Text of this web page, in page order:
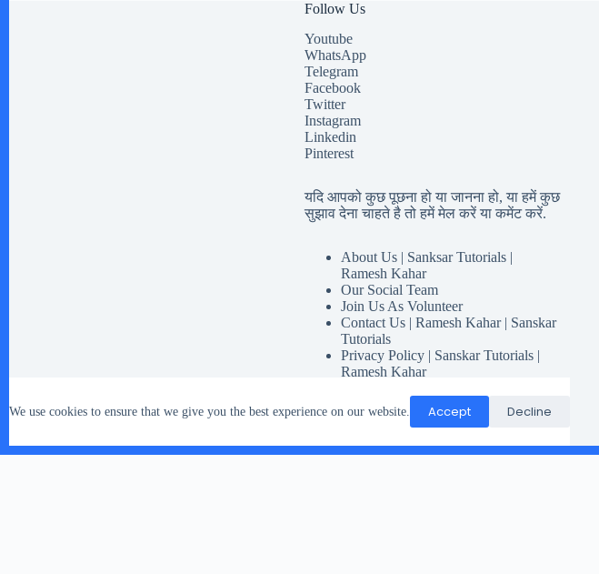
We use cookies to ensure that we give you the best experience on our website. Accept Decline
Follow Us
Youtube
WhatsApp
Telegram
Facebook
Twitter
Instagram
Linkedin
Pinterest
यदि आपको कुछ पूछना हो या जानना हो, या हमें कुछ
सुझाव देना चाहते है तो हमें मेल करें या कमेंट करें.
About Us | Sanksar Tutorials |
Ramesh Kahar
Our Social Team
Join Us As Volunteer
Contact Us | Ramesh Kahar | Sanskar
Tutorials
Privacy Policy | Sanskar Tutorials |
Ramesh Kahar
Our Social Responsibility
Terms And Conditions